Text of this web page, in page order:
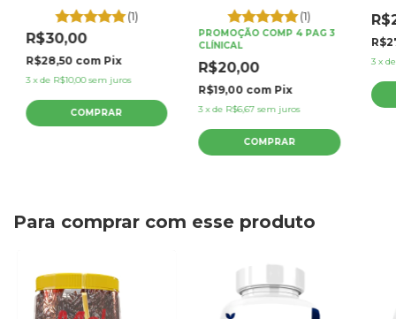
(1)
R$30,00
R$28,50 com Pix
3 xde R$10,00 sem juros
(1)
PROMOÇÃO COMP 4 PAG 3
CLÍNICAL
R$20,00
R$19,00 com Pix
3 xde R$6,67 sem juros
3 x
Para comprar com esse produto